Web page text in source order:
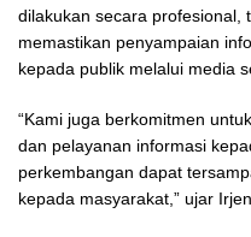
dilakukan secara profesional,
memastikan penyampaian
kepada publik melalui media
“Kami juga berkomitmen
dan pelayanan informasi
perkembangan dapat
kepada masyarakat,” ujar